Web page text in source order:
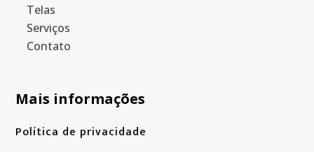
Telas
Serviços
Contato
Mais informações
Política de privacidade